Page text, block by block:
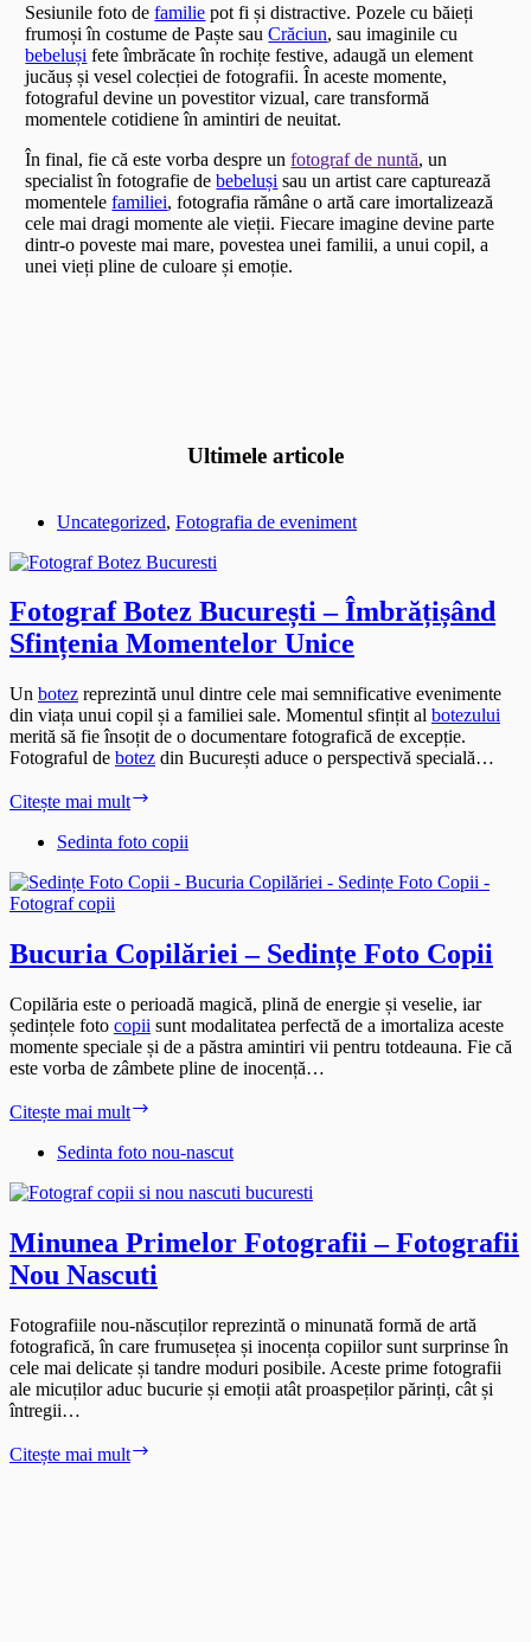
Sesiunile foto defamilie pot fi și distractive. Pozele cu băieți
frumoși în costume de Paște sauCrăciun, sau imaginile cu
bebeluși fete îmbrăcate în rochițe festive, adaugă un element
jucăuș și vesel colecției de fotografii. În aceste momente,
fotograful devine un povestitor vizual, care transformă
momentele cotidiene în amintiri de neuitat.
În final, fie că este vorba despre unfotograf de nuntă, un
specialist în fotografie debebeluși sau un artist care capturează
momentelefamiliei, fotografia rămâne o artă care imortalizează
cele mai dragi momente ale vieții. Fiecare imagine devine parte
dintr-o poveste mai mare, povestea unei familii, a unui copil, a
unei vieți pline de culoare și emoție.
Ultimele articole
Uncategorized, Fotografia de eveniment
Fotograf Botez București – Îmbrățișând
Sfințenia Momentelor Unice
Un botez reprezintă unul dintre cele mai semnificative evenimente
din viața unui copil și a familiei sale. Momentul sfințit al botezului
merită să fie însoțit de o documentare fotografică de excepție.
Fotograful de botez din București aduce o perspectivă specială…
Citește mai mult
București
Îmbrățișând
Unice
Sedinta foto copii
Bucuria Copilăriei – Sedințe Foto Copii
Copilăria este o perioadă magică, plină de energie și veselie, iar
ședințele foto copii sunt modalitatea perfectă de a imortaliza aceste
momente speciale și de a păstra amintiri vii pentru totdeauna. Fie că
este vorba de zâmbete pline de inocență…
Citește mai mult
–
Foto
Sedinta foto nou-nascut
Minunea Primelor Fotografii – Fotografii
Nou Nascuti
Fotografiile nou-născuților reprezintă o minunată formă de artă
fotografică, în care frumusețea și inocența copiilor sunt surprinse în
cele mai delicate și tandre moduri posibile. Aceste prime fotografii
ale micuților aduc bucurie și emoții atât proaspeților părinți, cât și
întregii…
Citește mai mult